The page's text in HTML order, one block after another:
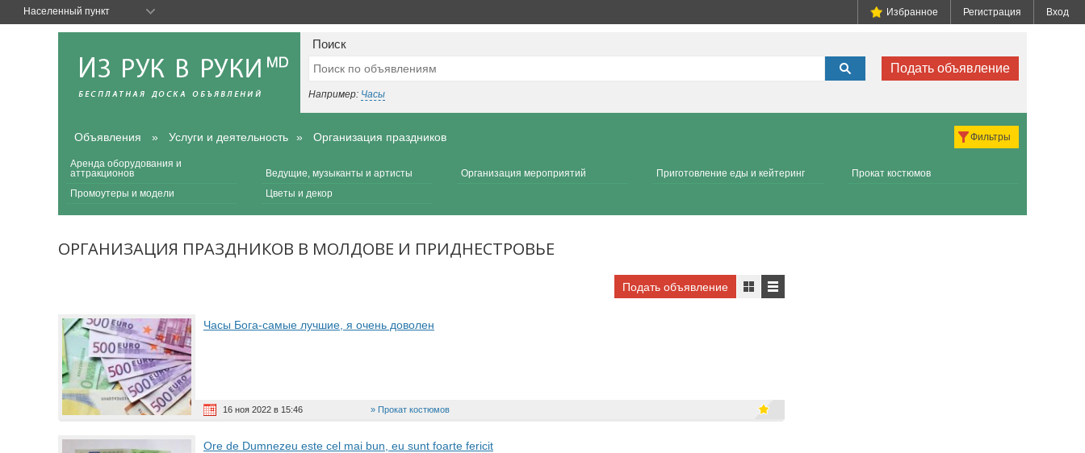
Поиск
Подать объявление
Например: Часы
Фильтры
Объявления Услуги и деятельность Организация праздников
Аренда оборудования и
аттракционов
Ведущие, музыканты и артисты Организация мероприятий Приготовление еды и кейтеринг
Прокат костюмов
Промоутеры и модели
Цветы и декор
ОРГАНИЗАЦИЯ ПРАЗДНИКОВ В МОЛДОВЕ И ПРИДНЕСТРОВЬЕ
Подать объявление
Часы Бога-самые лучшие, я очень доволен
16 ноя 2022 в 15:46 Прокат костюмов
Ore de Dumnezeu este cel mai bun, eu sunt foarte fericit
Населенный пункт Избранное Регистрация Вход